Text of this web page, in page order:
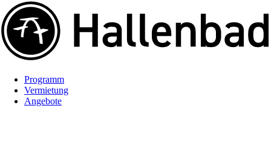
Programm
Vermietung
Angebote